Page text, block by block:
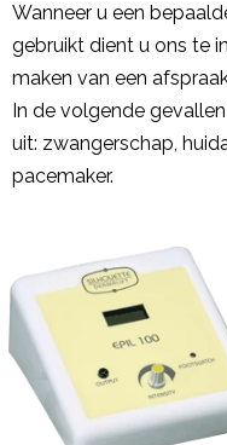
Wanneer u een
gebruikt dient u ons te
maken van een
In de volgende
uit: zwangerschap,
pacemaker.